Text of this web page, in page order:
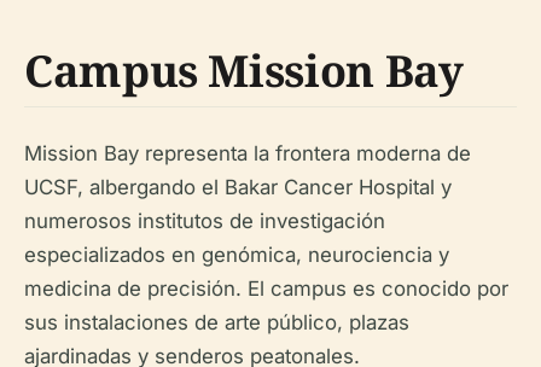
Campus Mission Bay
Mission Bay representa la frontera moderna de
UCSF, albergando el Bakar Cancer Hospital y
numerosos institutos de investigación
especializados en genómica, neurociencia y
medicina de precisión. El campus es conocido por
sus instalaciones de arte público, plazas
ajardinadas y senderos peatonales.